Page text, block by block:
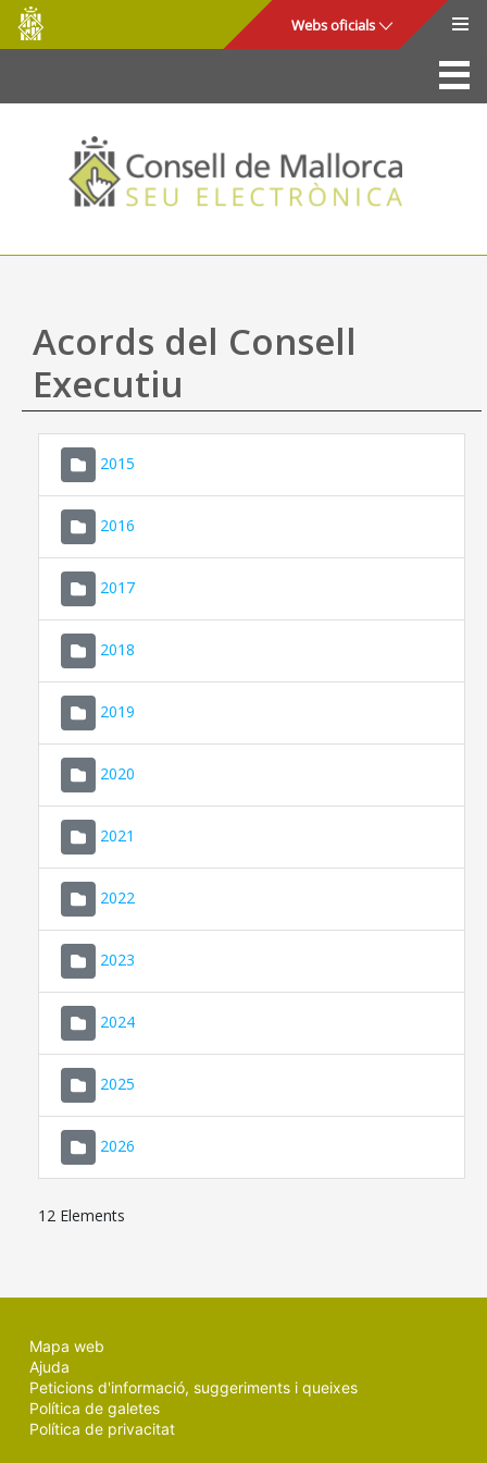
Salta al contingut principal
Consell
de
Mallorca
Webs oficials
La Seu
Consell de Mallorca
Accés i seguretat
Utilitats
Ajuda
Acords del Consell
Executiu
2015
2016
2017
2018
2019
2020
2021
2022
2023
2024
2025
2026
12 Elements
Mapa web
Ajuda
Peticions d'informació, suggeriments i queixes
Política de galetes
Política de privacitat